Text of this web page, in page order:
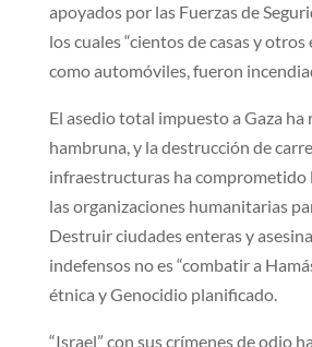
apoyados por las Fuerzas de
los cuales “cientos de casas y otros
como automóviles, fueron
El asedio total impuesto a Gaza ha
hambruna, y la destrucción de
infraestructuras ha comprometido
las organizaciones humanitarias
Destruir ciudades enteras y
indefensos no es “combatir a
étnica y Genocidio planificado.
“Israel” con sus crímenes de odio